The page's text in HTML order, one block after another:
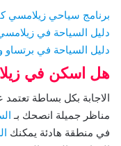
برنامج سياحي زيلامسي
دليل السياحة في
دليل السياحة في برتساو
هل اسكن في
الاجابة بكل بساطة
مناظر جميلة انصحك بـ
في منطقة هادئة يمكنك